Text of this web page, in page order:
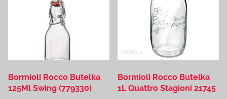
Bormioli Rocco Butelka
125Ml Swing (779330)
Bormioli Rocco Butelka
1L Quattro Stagioni 21745